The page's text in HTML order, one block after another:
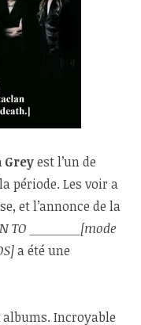
Greyest l’un de
période. Les voir a
et l’annonce de la
TO ________[mode
a été une
albums. Incroyable